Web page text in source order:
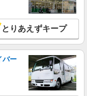
詳細を見る
ービスSTAFF募集≪
＜日払い有/週払い有/交
とりあえずキープ
バー